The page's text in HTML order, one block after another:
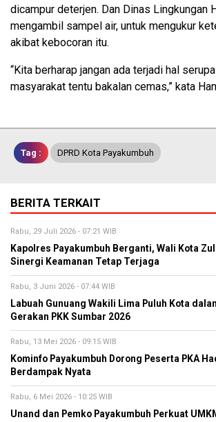
dicampur deterjen. Dan Dinas Lingkungan
mengambil sampel air, untuk mengukur
akibat kebocoran itu.
“Kita berharap jangan ada terjadi hal
masyarakat tentu bakalan cemas,” kata
Tag : DPRD Kota Payakumbuh
BERITA TERKAIT
Rabu, 29 Juli 2026 - 07:21 WIB
Kapolres Payakumbuh Berganti, Wali Kota
Sinergi Keamanan Tetap Terjaga
Rabu, 3 Juni 2026 - 07:44 WIB
Labuah Gunuang Wakili Lima Puluh Kota
Gerakan PKK Sumbar 2026
Rabu, 13 Mei 2026 - 09:15 WIB
Kominfo Payakumbuh Dorong Peserta PKA
Berdampak Nyata
Rabu, 6 Mei 2026 - 10:25 WIB
Unand dan Pemko Payakumbuh Perkuat